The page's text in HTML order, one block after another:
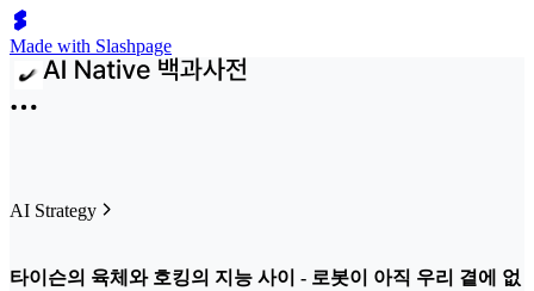
Made with Slashpage
AI Strategy
타이슨의 육체와 호킹의 지능 사이 - 로봇이 아직 우리 곁에 없